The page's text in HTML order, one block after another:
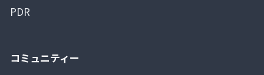
PDR
コミュニティー